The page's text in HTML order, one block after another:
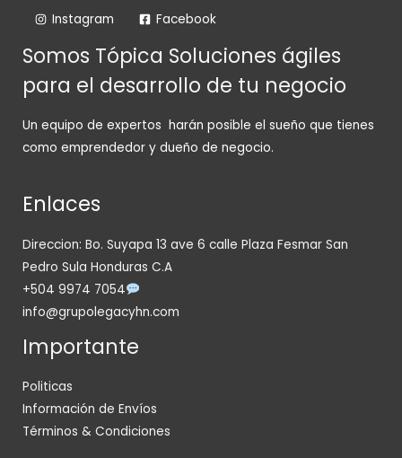
Instagram Facebook
Somos Tópica Soluciones ágiles
para el desarrollo de tu negocio
Un equipo de expertos harán posible el sueño que tienes
como emprendedor y dueño de negocio.
Enlaces
Direccion: Bo. Suyapa 13 ave 6 calle Plaza Fesmar San
Pedro Sula Honduras C.A
+504 9974 7054
info@grupolegacyhn.com
Importante
Politicas
Información de Envíos
Términos & Condiciones